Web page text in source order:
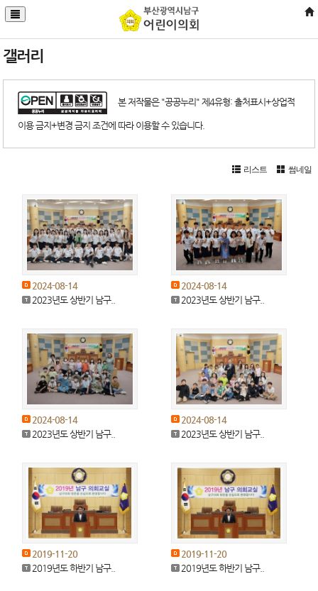
갤러리
본 저작물은 "공공누리" 제4유형: 출처표시+상업적
이용 금지+변경 금지 조건에 따라 이용할 수 있습니다.
리스트 썸네일
2024-08-14
2023년도 상반기 남구..
2024-08-14
2023년도 상반기 남구..
2024-08-14
2023년도 상반기 남구..
2024-08-14
2023년도 상반기 남구..
2019-11-20
2019년도 하반기 남구..
2019-11-20
2019년도 하반기 남구..